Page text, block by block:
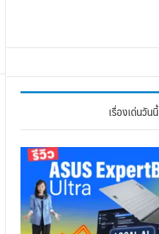
เรื่องเด่นวันนี้